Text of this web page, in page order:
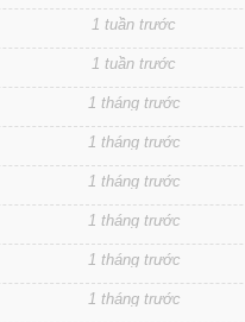
1 tuần trước
1 tuần trước
1 tháng trước
1 tháng trước
1 tháng trước
1 tháng trước
1 tháng trước
1 tháng trước